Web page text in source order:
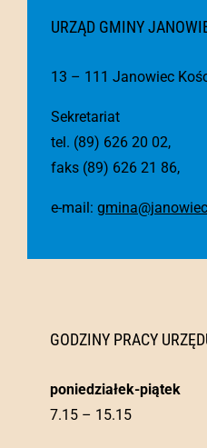
URZĄD GMINY
13 – 111 Janowiec
Sekretariat
tel. (89) 626 20 02,
faks (89) 626 21 86,
e-mail:
GODZINY PRACY
poniedziałek-piątek
7.15 – 15.15